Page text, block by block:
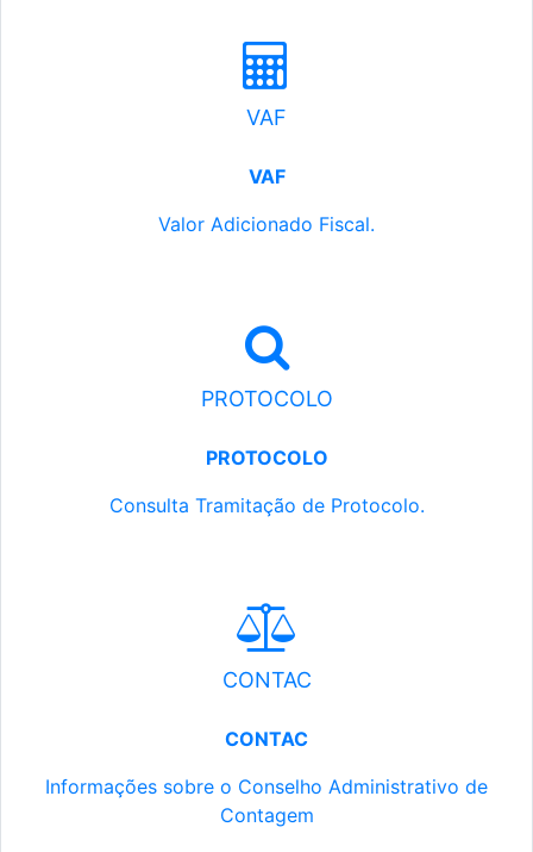
VAF
VAF
Valor Adicionado Fiscal.
PROTOCOLO
PROTOCOLO
Consulta Tramitação de Protocolo.
CONTAC
CONTAC
Informações sobre o Conselho Administrativo de
Contagem